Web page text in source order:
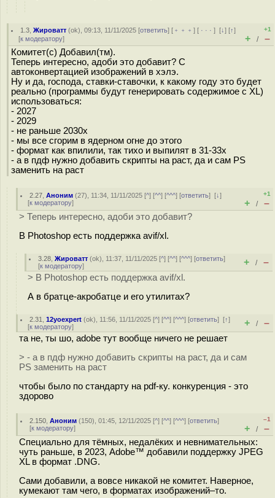
1.3 ,Жироватт (ok), 09:13, 11/11/2025 [ответить] [ ﹢﹢﹢] [ · · ·][↓] [↑]
[к модератору]
+1
+ / –
Комитет(с) Добавил(тм).
Теперь интересно, адоби это добавит? С
автоконвертацией изображений в хэлэ.
Ну и да, господа, ставки-ставочки, к какому году это будет
реально (программы будут генерировать содержимое с XL)
использоваться:
- 2027
- 2029
- не раньше 2030х
- мы все сгорим в ядерном огне до этого
- формат как впилили, так тихо и выпилят в 31-33х
- а в пдф нужно добавить скрипты на раст, да и сам PS
заменить на раст
2.27 ,Аноним (27), 11:34, 11/11/2025 [^] [^^] [^^^] [ответить][↓]
[к модератору]
+1
+ / –
> Теперь интересно, адоби это добавит?
В Photoshop есть поддержка avif/xl.
3.28 ,Жироватт (ok), 11:37, 11/11/2025 [^] [^^] [^^^] [ответить]
[к модератору] + / –
> В Photoshop есть поддержка avif/xl.
А в братце-акробатце и его утилитах?
2.31 ,12yoexpert (ok), 11:56, 11/11/2025 [^] [^^] [^^^] [ответить][↑]
[к модератору] + / –
та не, ты шо, adobe тут вообще ничего не решает
> - а в пдф нужно добавить скрипты на раст, да и сам
PS заменить на раст
чтобы было по стандарту на pdf-ку. конкуренция - это
здорово
2.150 ,Аноним (150), 01:45, 12/11/2025 [^] [^^] [^^^] [ответить]
[к модератору]
–1
+ / –
Специально для тёмных, недалёких и невнимательных:
чуть раньше, в 2023, Adobe™ добавили поддержку JPEG
XL в формат .DNG.
Сами добавили, а вовсе никакой не комитет. Наверное,
кумекают там чего, в форматах изображений–то.